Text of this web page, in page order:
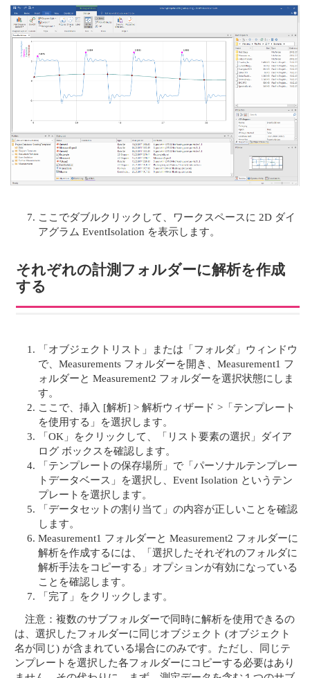
ここでダブルクリックして、ワークスペースに 2D ダイ
アグラム EventIsolation を表示します。
それぞれの計測フォルダーに解析を作成
する
「オブジェクトリスト」または「フォルダ」ウィンドウ
で、Measurements フォルダーを開き、Measurement1 フ
ォルダーと Measurement2 フォルダーを選択状態にしま
す。
ここで、挿入 [解析] > 解析ウィザード >「テンプレート
を使用する」を選択します。
「OK」をクリックして、「リスト要素の選択」ダイア
ログ ボックスを確認します。
「テンプレートの保存場所」で「パーソナルテンプレー
トデータベース」を選択し、Event Isolation というテン
プレートを選択します。
「データセットの割り当て」の内容が正しいことを確認
します。
Measurement1 フォルダーと Measurement2 フォルダーに
解析を作成するには、「選択したそれぞれのフォルダに
解析手法をコピーする」オプションが有効になっている
ことを確認します。
「完了」をクリックします。
注意：複数のサブフォルダーで同時に解析を使用できるの
は、選択したフォルダーに同じオブジェクト (オブジェクト
名が同じ) が含まれている場合にのみです。ただし、同じテ
ンプレートを選択した各フォルダーにコピーする必要はあり